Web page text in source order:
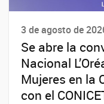
3 de agosto de
Se abre la
Nacional
Mujeres en la
con el